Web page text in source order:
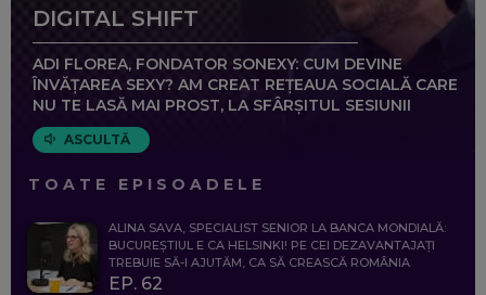
DIGITAL SHIFT
ADI FLOREA, FONDATOR SONEXY: CUM DEVINE
ÎNVĂȚAREA SEXY? AM CREAT REȚEAUA SOCIALĂ CARE
NU TE LASĂ MAI PROST, LA SFÂRȘITUL SESIUNII
ASCULTĂ
TOATE EPISOADELE
ALINA SAVA, SPECIALIST SENIOR LA BANCA MONDIALĂ:
BUCUREȘTIUL E CA HELSINKI! PE CEI DEZAVANTAJAȚI
TREBUIE SĂ-I AJUTĂM, CA SĂ CREASCĂ ROMÂNIA
EP. 62